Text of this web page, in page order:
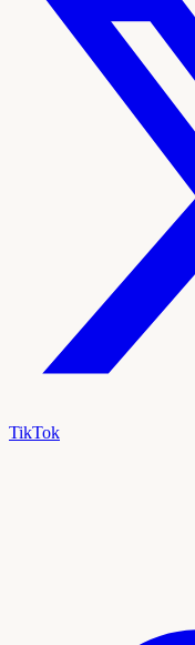
TikTok